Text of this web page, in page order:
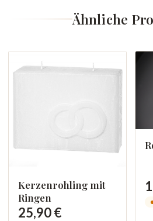
Ähnliche
Kerzenrohling mit
Ringen
25,90 €